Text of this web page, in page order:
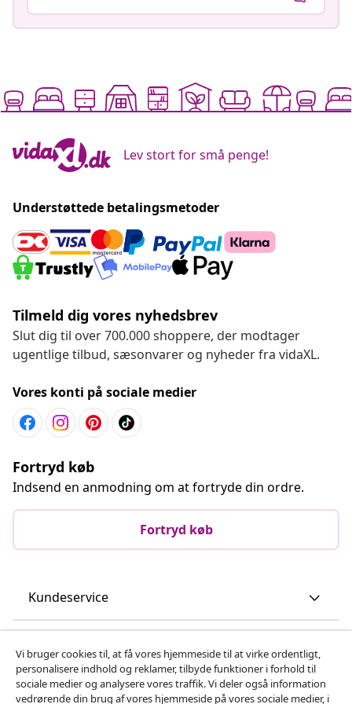
Lev stort for små penge!
Understøttede betalingsmetoder
Tilmeld dig vores nyhedsbrev
Slut dig til over 700.000 shoppere, der modtager
ugentlige tilbud, sæsonvarer og nyheder fra vidaXL.
Vores konti på sociale medier
Fortryd køb
Indsend en anmodning om at fortryde din ordre.
Fortryd køb
Kundeservice
vidaXL
Vi bruger cookies til, at få vores hjemmeside til at virke ordentligt,
personalisere indhold og reklamer, tilbyde funktioner i forhold til
sociale medier og analysere vores traffik. Vi deler også information
vedrørende din brug af vores hjemmeside på vores sociale medier, i